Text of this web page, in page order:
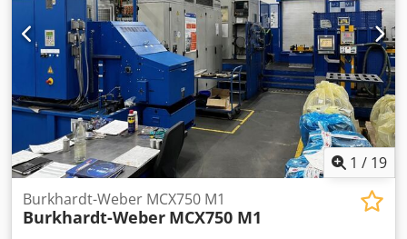
1 / 19
Burkhardt-Weber MCX750 M1
Burkhardt-Weber MCX750 M1